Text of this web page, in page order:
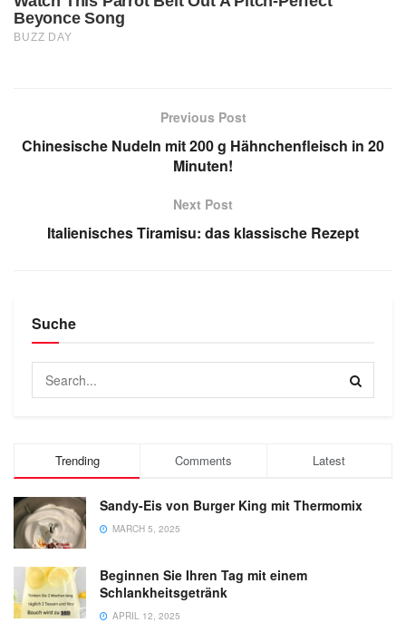
Previous Post
Chinesische Nudeln mit 200 g Hähnchenfleisch in 20
Minuten!
Next Post
Italienisches Tiramisu: das klassische Rezept
Suche
Trending Comments Latest
Sandy-Eis von Burger King mit Thermomix
MARCH 5, 2025
Beginnen Sie Ihren Tag mit einem
Schlankheitsgetränk
APRIL 12, 2025